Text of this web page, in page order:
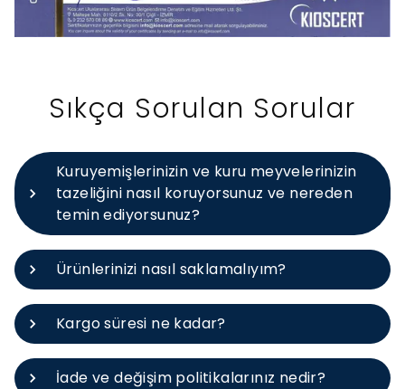
Sıkça Sorulan Sorular
Kuruyemişlerinizin ve kuru meyvelerinizin
tazeliğini nasıl koruyorsunuz ve nereden
temin ediyorsunuz?
Ürünlerinizi nasıl saklamalıyım?
Kargo süresi ne kadar?
İade ve değişim politikalarınız nedir?